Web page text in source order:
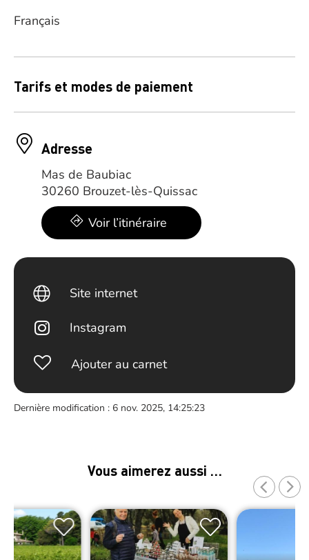
Français
Tarifs et modes de paiement
Adresse
Mas de Baubiac
30260 Brouzet-lès-Quissac
Voir l’itinéraire
Site internet
Instagram
Ajouter au carnet
Dernière modification : 6 nov. 2025, 14:25:23
Vous aimerez aussi …